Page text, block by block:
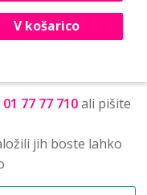
V košarico
01 77 77 710ali pišite
jih boste lahko